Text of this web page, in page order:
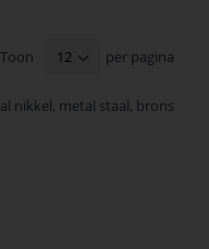
Toon per pagina
nikkel, metal staal, brons